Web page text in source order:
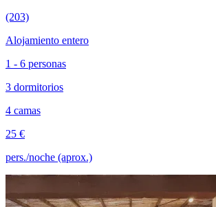
(203)
Alojamiento entero
1 - 6 personas
3 dormitorios
4 camas
25 €
pers./noche (aprox.)